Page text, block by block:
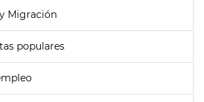
Migración
populares